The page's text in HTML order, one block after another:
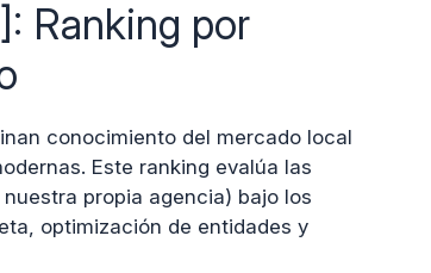
Ranking por
conocimiento del mercado local
Este ranking evalúa las
propia agencia) bajo los
optimización de entidades y